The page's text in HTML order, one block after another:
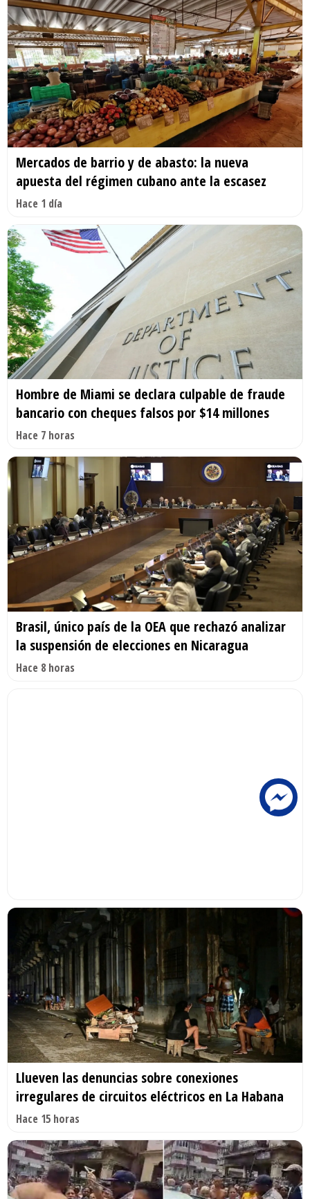
Mercados de barrio y de abasto: la nueva
apuesta del régimen cubano ante la escasez
Hace 1 día
Hombre de Miami se declara culpable de fraude
bancario con cheques falsos por $14 millones
Hace 7 horas
Brasil, único país de la OEA que rechazó analizar
la suspensión de elecciones en Nicaragua
Hace 8 horas
Llueven las denuncias sobre conexiones
irregulares de circuitos eléctricos en La Habana
Hace 15 horas